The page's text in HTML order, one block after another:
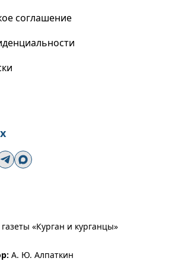
соглашение
«Курган и курганцы»
А. Ю. Алпаткин